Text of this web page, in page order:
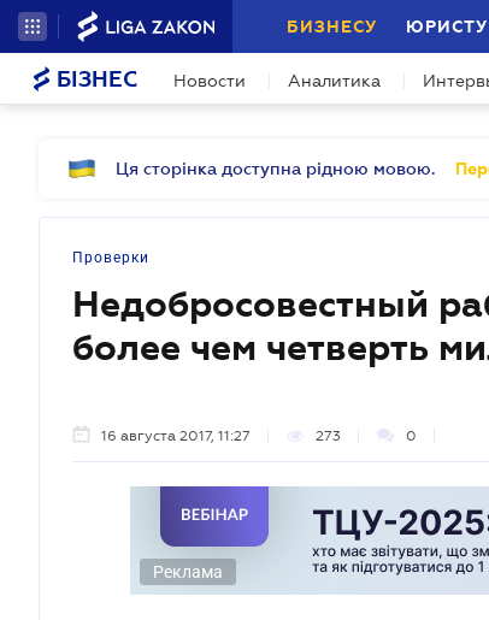
БИЗНЕСУ ЮРИСТУ
БІЗНЕС Новости Аналитика
Ця сторінка доступна рідною мовою.
Проверки
Недобросовестный
более чем четверть
16 августа 2017, 11:27 273 0
Реклама